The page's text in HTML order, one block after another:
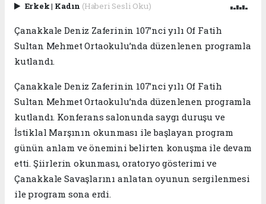
Erkek| Kadın (Haberi Sesli Oku)
Çanakkale Deniz Zaferinin 107’nci yılı Of Fatih
Sultan Mehmet Ortaokulu’nda düzenlenen programla
kutlandı.
Çanakkale Deniz Zaferinin 107’nci yılı Of Fatih
Sultan Mehmet Ortaokulu’nda düzenlenen programla
kutlandı. Konferans salonunda saygı duruşu ve
İstiklal Marşının okunması ile başlayan program
günün anlam ve önemini belirten konuşma ile devam
etti. Şiirlerin okunması, oratoryo gösterimi ve
Çanakkale Savaşlarını anlatan oyunun sergilenmesi
ile program sona erdi.